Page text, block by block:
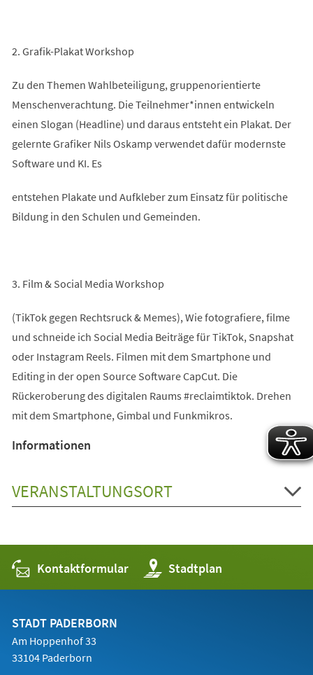
2. Grafik-Plakat Workshop
Zu den Themen Wahlbeteiligung, gruppenorientierte
Menschenverachtung. Die Teilnehmer*innen entwickeln
einen Slogan (Headline) und daraus entsteht ein Plakat. Der
gelernte Grafiker Nils Oskamp verwendet dafür modernste
Software und KI. Es
entstehen Plakate und Aufkleber zum Einsatz für politische
Bildung in den Schulen und Gemeinden.
3. Film & Social Media Workshop
(TikTok gegen Rechtsruck & Memes), Wie fotografiere, filme
und schneide ich Social Media Beiträge für TikTok, Snapshat
oder Instagram Reels. Filmen mit dem Smartphone und
Editing in der open Source Software CapCut. Die
Rückeroberung des digitalen Raums #reclaimtiktok. Drehen
mit dem Smartphone, Gimbal und Funkmikros.
Informationen
VERANSTALTUNGSORT
Kontaktformular Stadtplan
(Öffnet
in
einem
STADT PADERBORN
Am Hoppenhof 33
33104 Paderborn